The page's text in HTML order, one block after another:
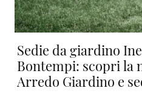
Sedie da giardino
Bontempi: scopri la
Arredo Giardino e